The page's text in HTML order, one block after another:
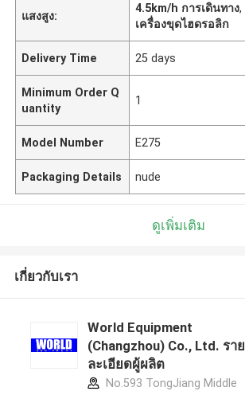
แสงสูง:
4.5km/h การเดินทาง,
เครื่องขุดไฮดรอลิก
Delivery Time 25 days
Minimum Order Q
uantity
1
Model Number E275
Packaging Details nude
ดูเพิ่มเติม
เกี่ยวกับเรา
World Equipment
(Changzhou) Co., Ltd. ราย
ละเอียดผู้ผลิต
No.593 TongJiang Middle